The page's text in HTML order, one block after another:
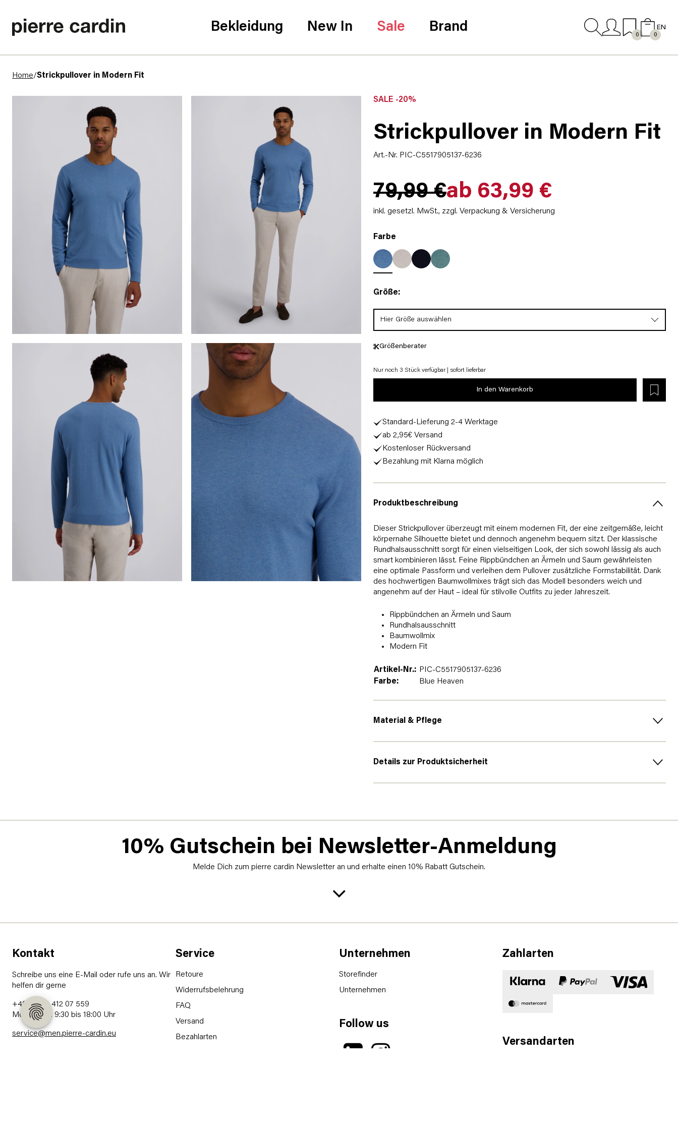
Bekleidung New In Sale Brand
0 0
EN
Home/Strickpullover in Modern Fit
SALE -20%
Strickpullover in Modern Fit
Art.-Nr. PIC-C5517905137-6236
79,99 €ab 63,99 €
inkl. gesetzl. MwSt., zzgl. Verpackung & Versicherung
Farbe
Größe:
Hier Größe auswählen
Größenberater
Nur noch 3 Stück verfügbar | sofort lieferbar
In den Warenkorb
Standard-Lieferung 2-4 Werktage
ab 2,95€ Versand
Kostenloser Rückversand
Bezahlung mit Klarna möglich
Produktbeschreibung
Dieser Strickpullover überzeugt mit einem modernen Fit, der eine zeitgemäße, leicht
körpernahe Silhouette bietet und dennoch angenehm bequem sitzt. Der klassische
Rundhalsausschnitt sorgt für einen vielseitigen Look, der sich sowohl lässig als auch
smart kombinieren lässt. Feine Rippbündchen an Ärmeln und Saum gewährleisten
eine optimale Passform und verleihen dem Pullover zusätzliche Formstabilität. Dank
des hochwertigen Baumwollmixes trägt sich das Modell besonders weich und
angenehm auf der Haut – ideal für stilvolle Outfits zu jeder Jahreszeit.
Rippbündchen an Ärmeln und Saum
Rundhalsausschnitt
Baumwollmix
Modern Fit
Artikel-Nr.: PIC-C5517905137-6236
Farbe:
Blue Heaven
Material & Pflege
Details zur Produktsicherheit
10% Gutschein bei Newsletter-Anmeldung
Melde Dich zum pierre cardin Newsletter an und erhalte einen 10% Rabatt Gutschein.
Kontakt
Schreibe uns eine E-Mail oder rufe uns an. Wir
helfen dir gerne
+49 (0) 89 412 07 559
Mo - Fr von 9:30 bis 18:00 Uhr
service@men.pierre-cardin.eu
Service
Retoure
Widerrufsbelehrung
FAQ
Versand
Bezahlarten
Unternehmen
Storefinder
Unternehmen
Follow us
Zahlarten
Versandarten